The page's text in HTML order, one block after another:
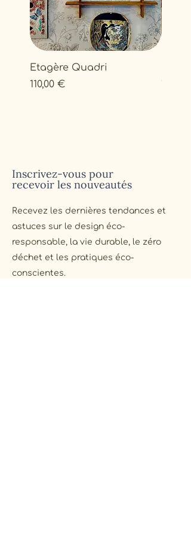
décoration intérieure.
Etagère Quadri
Prix
110,00 €
Prix
170,00
Inscrivez-vous pour
recevoir les nouveautés
Recevez les dernières tendances et
astuces sur le design éco-
responsable, la vie durable, le zéro
déchet et les pratiques éco-
conscientes.